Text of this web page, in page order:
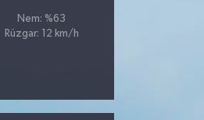
Nem: %63
Rüzgar: 12 km/h